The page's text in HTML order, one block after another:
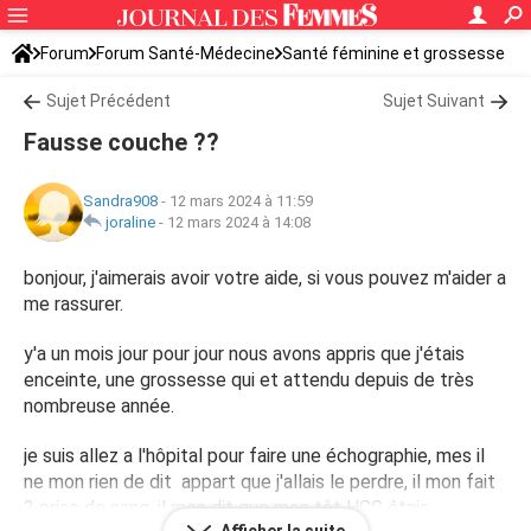
Forum Forum Santé-Médecine Santé féminine et grossesse
Tomber enceinte
Sujet Précédent Sujet Suivant
Fausse couche ??
Sandra908 - 12 mars 2024 à 11:59
joraline - 12 mars 2024 à 14:08
bonjour, j'aimerais avoir votre aide, si vous pouvez m'aider a
me rassurer.
y'a un mois jour pour jour nous avons appris que j'étais
enceinte, une grossesse qui et attendu depuis de très
nombreuse année.
je suis allez a l'hôpital pour faire une échographie, mes il
ne mon rien de dit appart que j'allais le perdre, il mon fait
3 prise de sang, il mon dit que mon tôt HCG étais